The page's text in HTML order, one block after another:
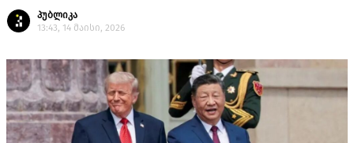
პუბლიკა
13:43, 14 მაისი, 2026